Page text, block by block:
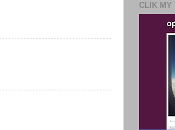
CLIK MY